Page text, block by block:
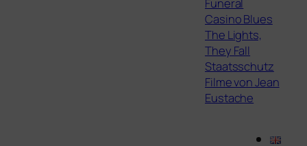
Funeral
Casino Blues
The Lights,
They Fall
Staatsschutz
Filme von Jean
Eustache